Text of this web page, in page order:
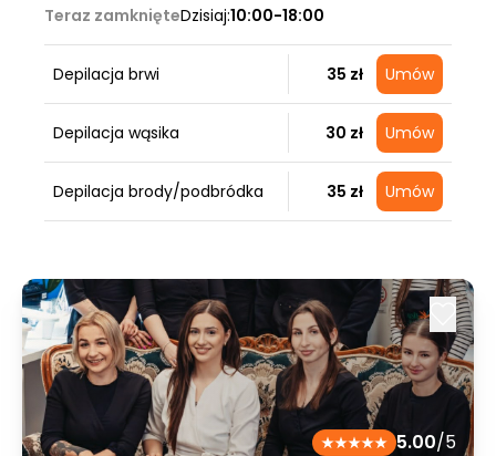
Teraz zamknięteDzisiaj:10:00-18:00
Depilacja brwi 35 zł Umów
Depilacja wąsika 30 zł Umów
Depilacja brody/podbródka 35 zł Umów
5.00/5